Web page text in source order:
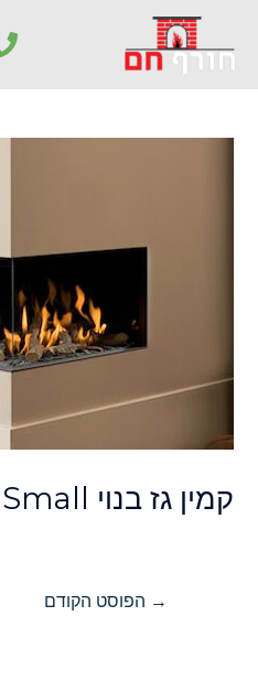
קמין גז בנוי Corner Bell Small
→ הפוסט הקודם